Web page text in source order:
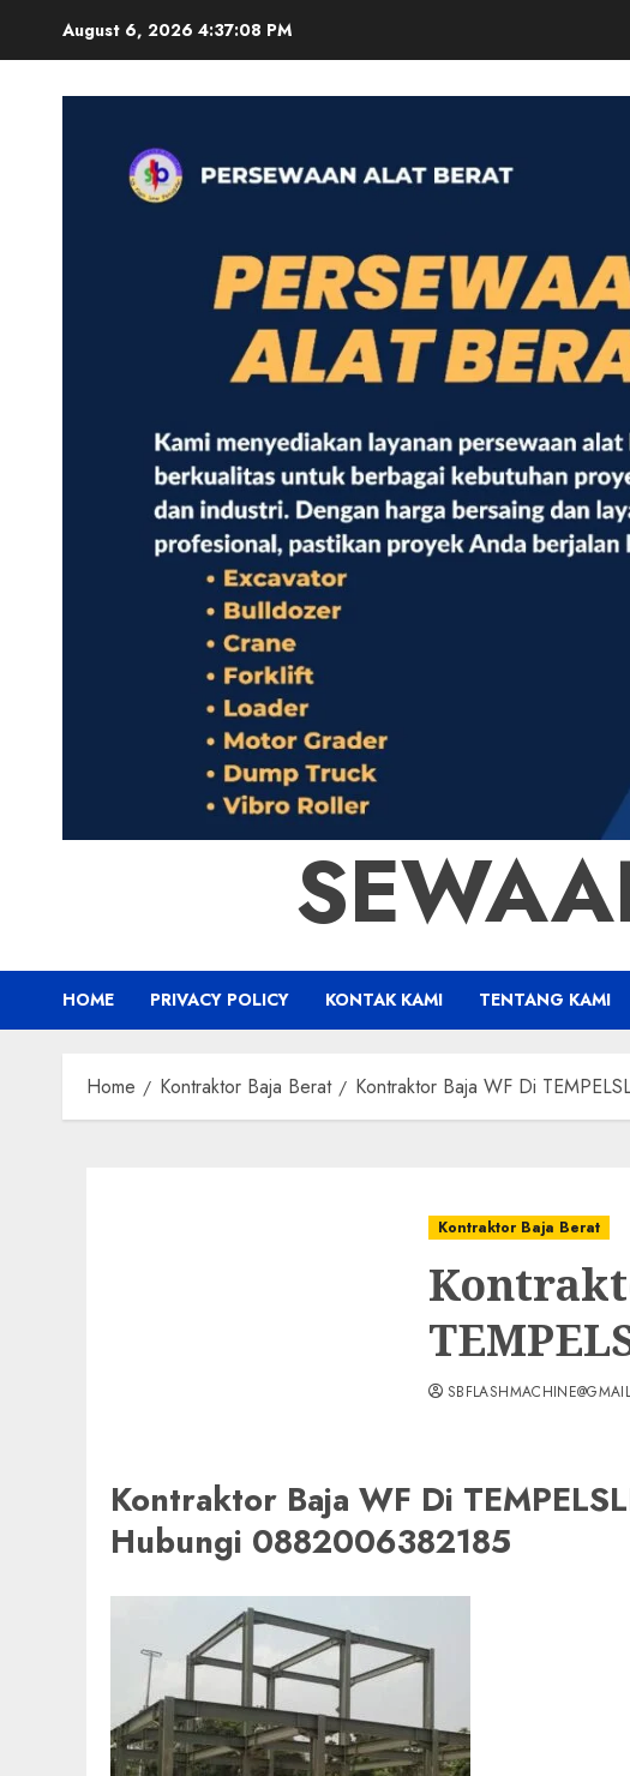
August 6, 2026 4:37:09 PM
HOME PRIVACY POLICY KONTAK KAMI TENTANG KAMI
Home Kontraktor Baja Berat Kontraktor Baja WF Di
Kontraktor Baja Berat
Kontraktor Baja WF Di
Hubungi 0882006382185